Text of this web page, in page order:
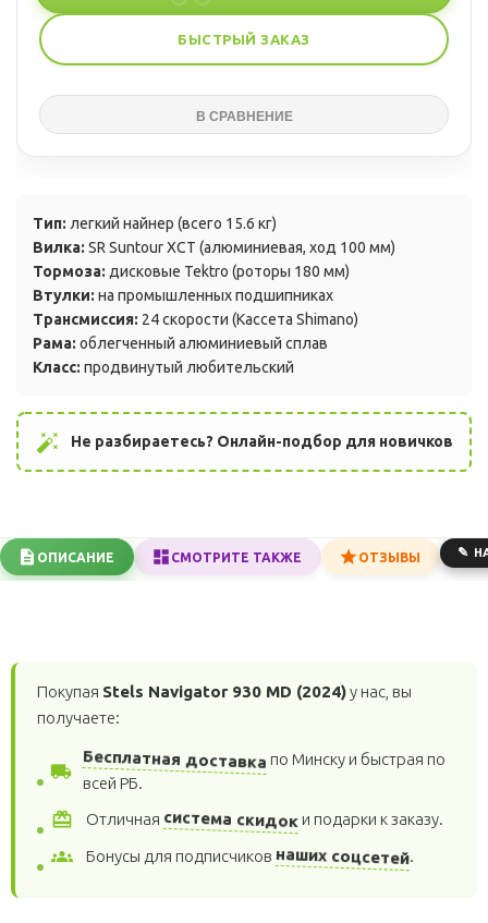
БЫСТРЫЙ ЗАКАЗ
Тип: легкий найнер (всего 15.6 кг)
Вилка: SR Suntour XCT (алюминиевая, ход 100 мм)
Тормоза: дисковые Tektro (роторы 180 мм)
Втулки: на промышленных подшипниках
Трансмиссия: 24 скорости (Кассета Shimano)
Рама: облегченный алюминиевый сплав
Класс: продвинутый любительский
auto_fix_high Не разбираетесь? Онлайн-подбор для новичков
ОПИСАНИЕ СМОТРИТЕ ТАКЖЕ ОТЗЫВЫ
Покупая Stels Navigator 930 MD (2024)у нас, вы
получаете:
local_shipping
Бесплатная доставка по Минску и быстрая по
всей РБ.
card_giftcard Отличная система скидок и подарки к заказу.
groups Бонусы для подписчиков наших соцсетей.